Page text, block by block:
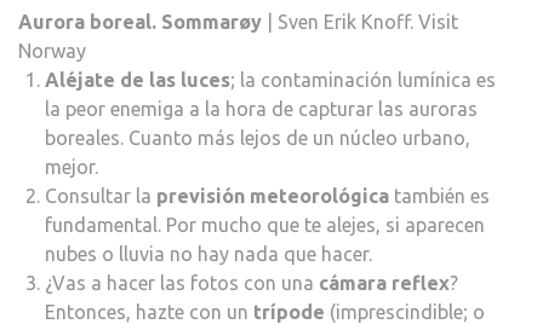
Aurora boreal. Sommarøy | Sven Erik Knoff. Visit
Norway
Aléjate de las luces; la contaminación lumínica es
la peor enemiga a la hora de capturar las auroras
boreales. Cuanto más lejos de un núcleo urbano,
mejor.
Consultar la previsión meteorológica también es
fundamental. Por mucho que te alejes, si aparecen
nubes o lluvia no hay nada que hacer.
¿Vas a hacer las fotos con una cámara reflex?
Entonces, hazte con un trípode (imprescindible; o